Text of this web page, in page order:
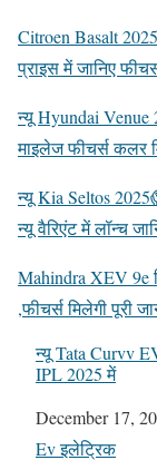
Citroen Basalt
प्राइस में जानिए
न्यू Hyundai Venue
माइलेज फीचर्स कलर
न्यू Kia Seltos
न्यू वैरिएंट में लॉन्च
Mahindra XEV 9e
,फीचर्स मिलेगी पूरी
न्यू Tata Curvv
IPL 2025 में
Date
December 17,
In relation to
Ev इलेट्रिक